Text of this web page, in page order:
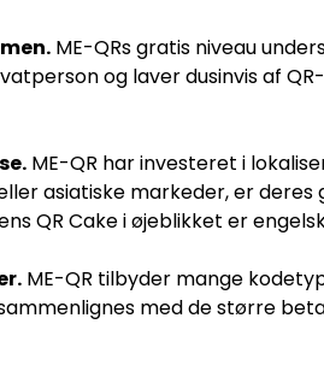
ME-QRs gratis niveau
og laver dusinvis af
ME-QR har investeret i
asiatiske markeder, er
QR Cake i øjeblikket er
ME-QR tilbyder mange
sammenlignes med de større